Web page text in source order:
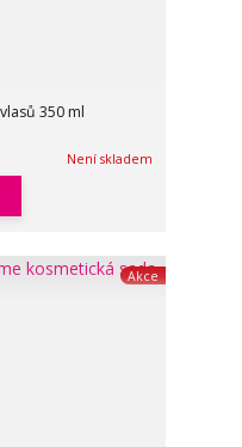
350 ml
Není skladem
Akce